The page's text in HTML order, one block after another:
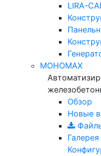
LIRA-
МОНОМАХ
Обзор
Новые